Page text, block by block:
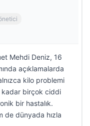
Mehdi Deniz, 16
açıklamalarda
kilo problemi
kadar birçok ciddi
bir hastalık.
de dünyada hızla